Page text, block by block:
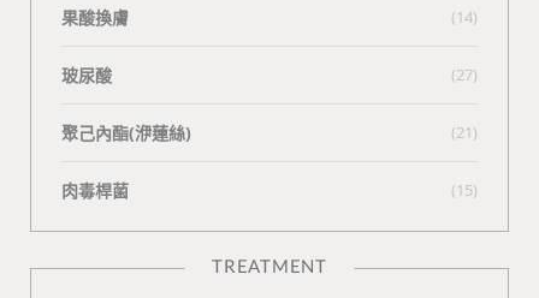
果酸換膚 (14)
玻尿酸 (27)
聚己內酯(洢蓮絲) (21)
肉毒桿菌 (15)
TREATMENT